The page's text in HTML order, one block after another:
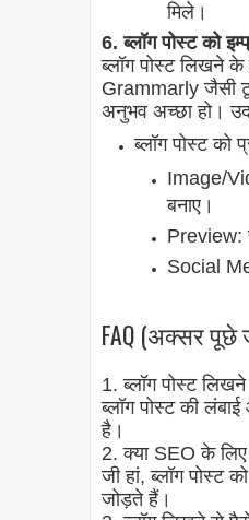
मिले।
6. ब्लॉग पोस्ट को
ब्लॉग पोस्ट लिखने
Grammarly जैसी
अनुभव अच्छा हो।
ब्लॉग पोस्ट को
Image/
बनाए।
Preview:
Social
FAQ (अक्सर पूछे
1. ब्लॉग पोस्ट
ब्लॉग पोस्ट की
है।
2. क्या SEO के
जी हां, ब्लॉग पोस्ट
जोड़ते हैं।